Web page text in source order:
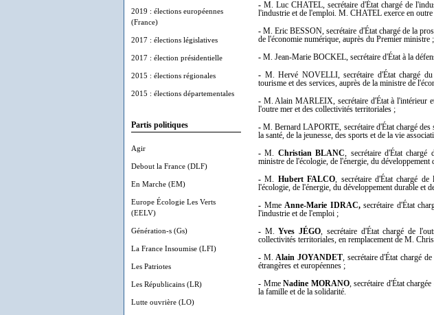
2019 : élections européennes
(France)
2017 : élections législatives
2017 : élection présidentielle
2015 : élections régionales
2015 : élections départementales
Partis politiques
Agir
Debout la France (DLF)
En Marche (EM)
Europe Écologie Les Verts
(EELV)
Génération-s (Gs)
La France Insoumise (LFI)
Les Patriotes
Les Républicains (LR)
Lutte ouvrière (LO)
- M. Luc CHATEL, secrétaire d'État chargé de
l'industrie et de l'emploi. M. CHATEL exerce en
- M. Eric BESSON, secrétaire d'État chargé de la
de l'économie numérique, auprès du Premier ministre ;
- M. Jean-Marie BOCKEL, secrétaire d'État à la
- M. Hervé NOVELLI, secrétaire d'État chargé du
tourisme et des services, auprès de la ministre de
- M. Alain MARLEIX, secrétaire d'État à l'intérieur
l'outre mer et des collectivités territoriales ;
- M. Bernard LAPORTE, secrétaire d'État chargé des
la santé, de la jeunesse, des sports et de la vie
- M. Christian BLANC , secrétaire d'État
ministre de l'écologie, de l'énergie, du développement
- M. Hubert FALCO , secrétaire d'État chargé
l'écologie, de l'énergie, du développement durable et
- Mme Anne-Marie IDRAC,secrétaire d'État
l'industrie et de l'emploi ;
- M.Yves JÉGO , secrétaire d'État chargé de
collectivités territoriales, en remplacement de M.
- M. Alain JOYANDET , secrétaire d'État chargé
étrangères et européennes ;
- Mme Nadine MORANO, secrétaire d'État
la famille et de la solidarité.